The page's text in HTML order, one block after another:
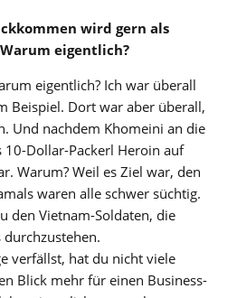
wird gern als
eigentlich?
eigentlich? Ich war überall
Beispiel. Dort war aber überall,
Und nachdem Khomeini an die
10-Dollar-Packerl Heroin auf
Warum? Weil es Ziel war, den
waren alle schwer süchtig.
den Vietnam-Soldaten, die
verfällst, hat du nicht viele
Blick mehr für einen Business-